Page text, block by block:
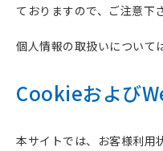
ておりますので、ご注意下
個人情報の取扱いについて
Cookieおよび
本サイトでは、お客様利用